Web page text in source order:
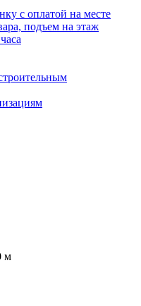
с оплатой на месте
подъем на этаж
м